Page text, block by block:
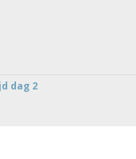
dag 2